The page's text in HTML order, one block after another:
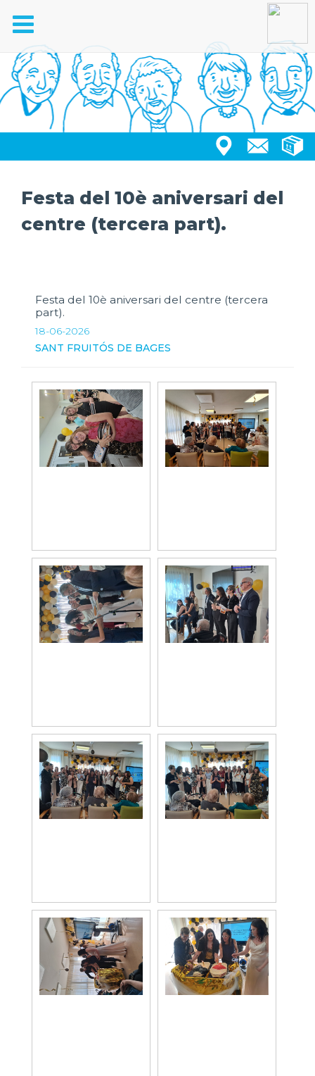
Toggle
navigation
Festa del 10è aniversari del
centre (tercera part).
Festa del 10è aniversari del centre (tercera
part).
18-06-2026
SANT FRUITÓS DE BAGES